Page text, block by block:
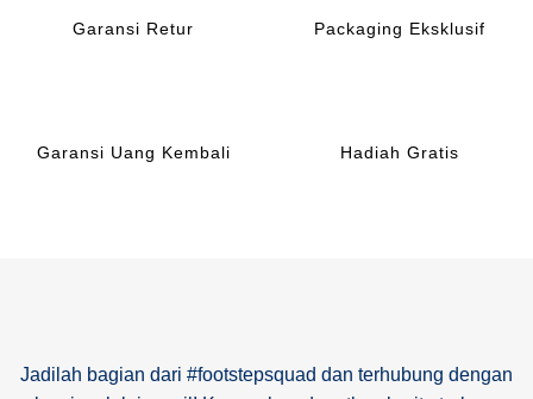
Garansi Retur Packaging Eksklusif
Garansi Uang Kembali Hadiah Gratis
Jadilah bagian dari #footstepsquad dan terhubung dengan